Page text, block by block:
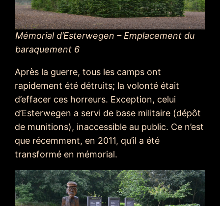
Mémorial d’Esterwegen – Emplacement du
baraquement 6
Après la guerre, tous les camps ont
rapidement été détruits; la volonté était
d’effacer ces horreurs. Exception, celui
d’Esterwegen a servi de base militaire (dépôt
de munitions), inaccessible au public. Ce n’est
que récemment, en 2011, qu’il a été
transformé en mémorial.